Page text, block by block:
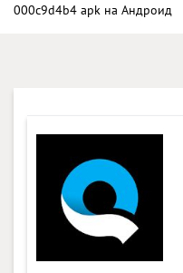
000c9d4b4 apk на Андроид